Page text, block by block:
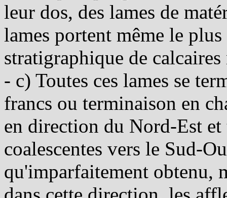
leur dos, des lames de
lames portent même le
stratigraphique de
- c) Toutes ces lames se
francs ou terminaison en
en direction du Nord-Est
coalescentes vers le Sud-
qu'imparfaitement obtenu,